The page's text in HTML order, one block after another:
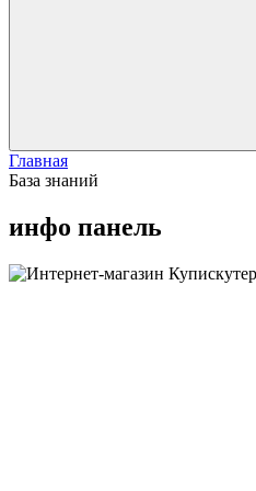
Главная
База знаний
инфо панель